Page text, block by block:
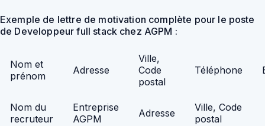
Exemple de lettre de motivation complète pour le poste
de Developpeur full stack chez AGPM :
Nom et
prénom
Adresse
Ville,
Code
postal
Téléphone
Nom du
recruteur
Entreprise
AGPM
Adresse
Ville, Code
postal